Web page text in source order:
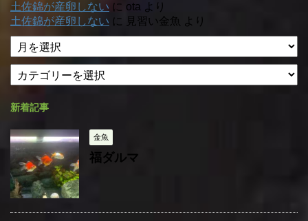
土佐錦が産卵しない に ota より
土佐錦が産卵しない に 見習い金魚 より
ア
ー
イ
テ
リ
ー
新着記事
金魚
福ダルマ